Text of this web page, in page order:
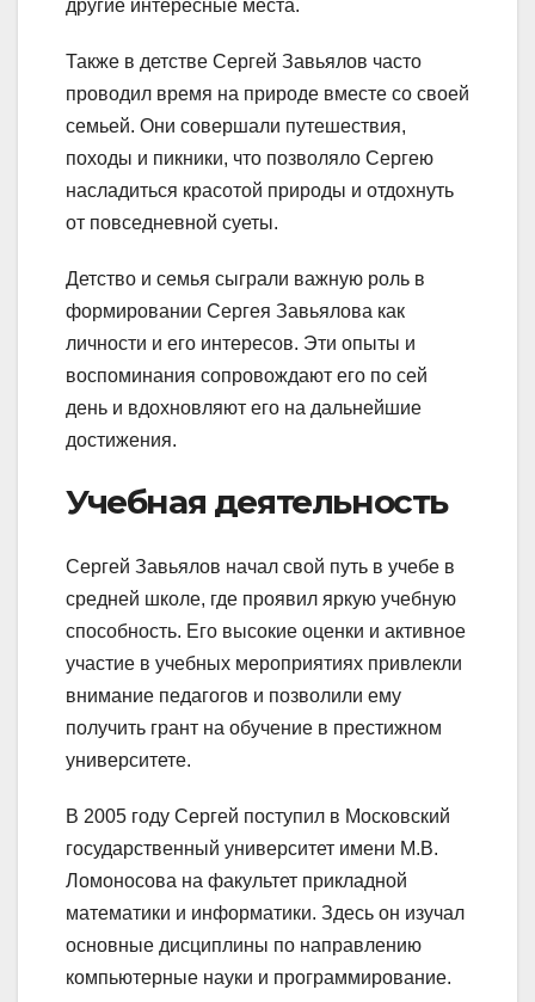
другие интересные места.
Также в детстве Сергей Завьялов часто
проводил время на природе вместе со своей
семьей. Они совершали путешествия,
походы и пикники, что позволяло Сергею
насладиться красотой природы и отдохнуть
от повседневной суеты.
Детство и семья сыграли важную роль в
формировании Сергея Завьялова как
личности и его интересов. Эти опыты и
воспоминания сопровождают его по сей
день и вдохновляют его на дальнейшие
достижения.
Учебная деятельность
Сергей Завьялов начал свой путь в учебе в
средней школе, где проявил яркую учебную
способность. Его высокие оценки и активное
участие в учебных мероприятиях привлекли
внимание педагогов и позволили ему
получить грант на обучение в престижном
университете.
В 2005 году Сергей поступил в Московский
государственный университет имени М.В.
Ломоносова на факультет прикладной
математики и информатики. Здесь он изучал
основные дисциплины по направлению
компьютерные науки и программирование.